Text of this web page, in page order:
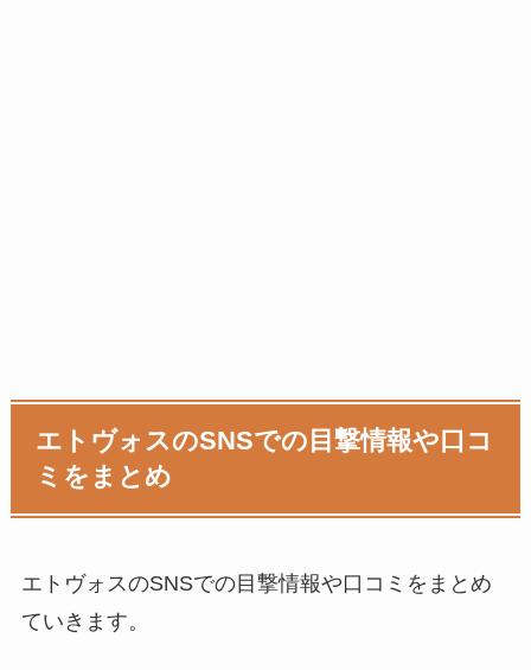
エトヴォスのSNSでの目撃情報や口コ
ミをまとめ
エトヴォスのSNSでの目撃情報や口コミをまとめ
ていきます。